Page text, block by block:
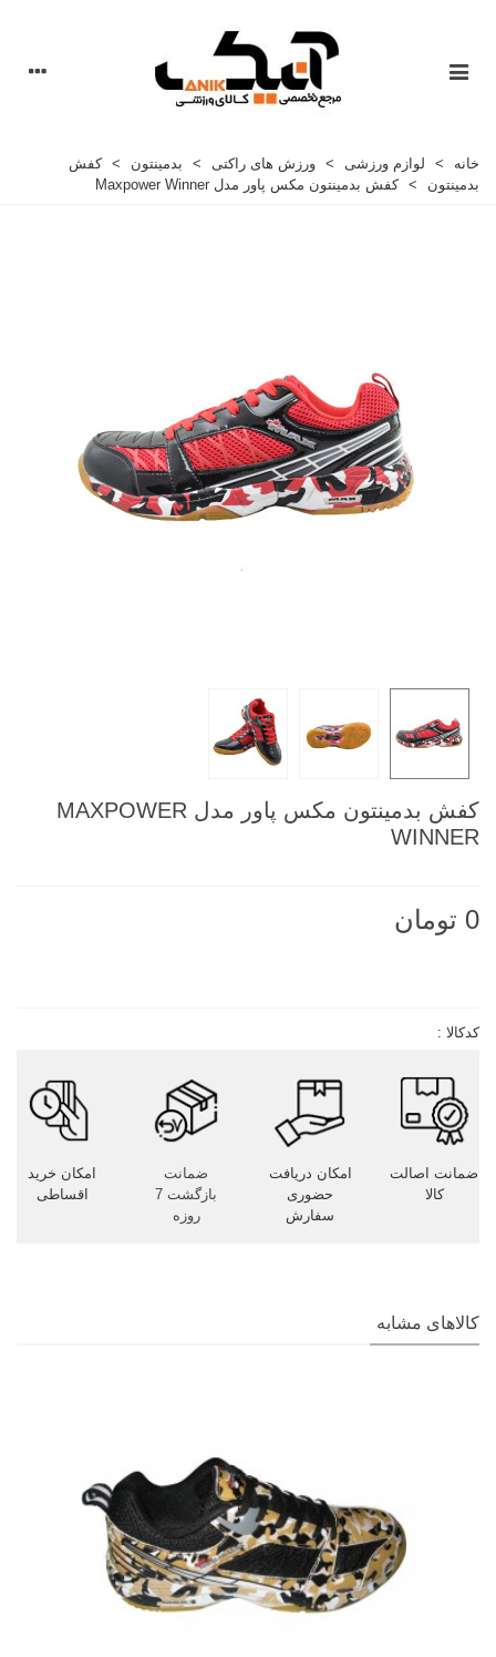
خانه > لوازم ورزشی > ورزش های راکتی > بدمینتون > کفش
بدمینتون
> کفش بدمینتون مکس پاور مدل Maxpower Winner
کفش بدمینتون مکس پاور مدل MAXPOWER
WINNER
0 تومان
کدکالا :
ضمانت اصالت
کالا
امکان دریافت
حضوری
سفارش
ضمانت
بازگشت 7
روزه
امکان خرید
اقساطی
کالاهای مشابه